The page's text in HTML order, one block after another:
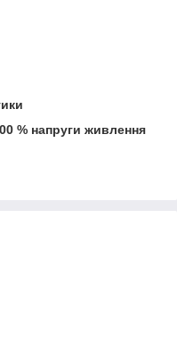
% напруги живлення